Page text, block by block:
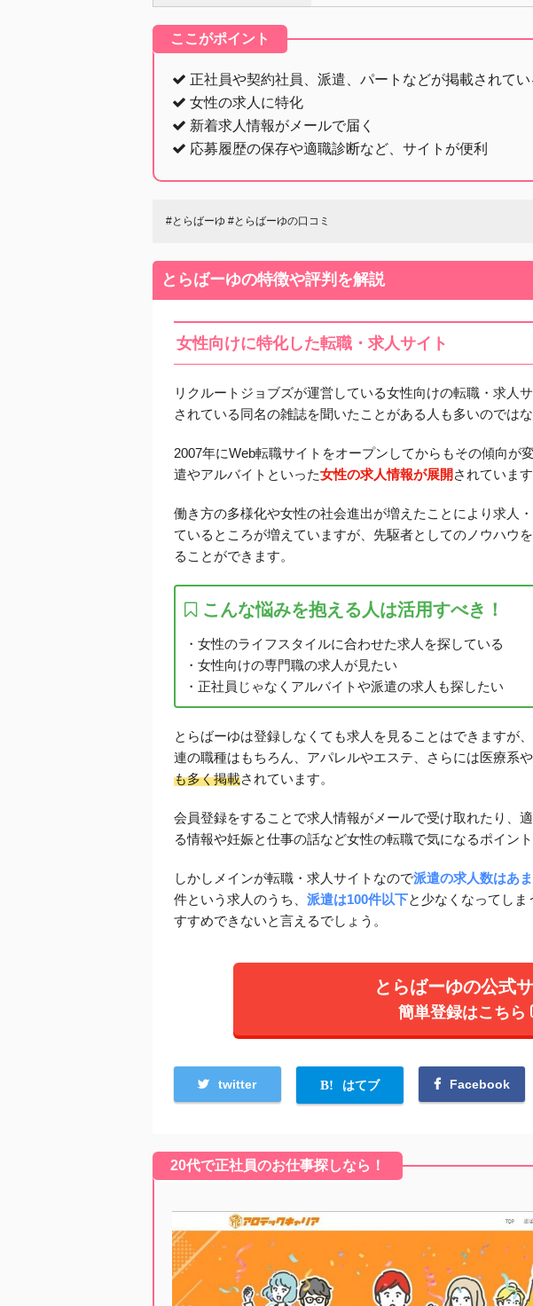
ここがポイント
正社員や契約社員、派遣、パートなどが掲載されてい
女性の求人に特化
新着求人情報がメールで届く
応募履歴の保存や適職診断など、サイトが便利
#とらばーゆ #とらばーゆの口コミ
とらばーゆの特徴や評判を解説
女性向けに特化した転職・求人サイト
リクルートジョブズが運営している女性向けの転職・求人
されている同名の雑誌を聞いたことがある人も多いのではな
2007年にWeb転職サイトをオープンしてからもその傾向が
遣やアルバイトといった女性の求人情報が展開 されています
働き方の多様化や女性の社会進出が増えたことにより求人
ているところが増えていますが、先駆者としてのノウハウ
ることができます。
こんな悩みを抱える人は活用すべき！
・女性のライフスタイルに合わせた求人を探している
・女性向けの専門職の求人が見たい
・正社員じゃなくアルバイトや派遣の求人も探したい
とらばーゆは登録しなくても求人を見ることはできますが
連の職種はもちろん、アパレルやエステ、さらには医療系
も多く掲載されています。
会員登録をすることで求人情報がメールで受け取れたり、
る情報や妊娠と仕事の話など女性の転職で気になるポイン
しかしメインが転職・求人サイトなので派遣の求人数はあ
件という求人のうち、 派遣は100件以下と少なくなってし
すすめできないと言えるでしょう。
とらばーゆの公式
簡単登録はこちら
twitter はてブ Facebook
20代で正社員のお仕事探しなら！